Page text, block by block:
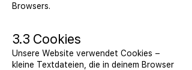
Browsers.
3.3 Cookies
Unsere Website verwendet Cookies –
kleine Textdateien, die in deinem Browser